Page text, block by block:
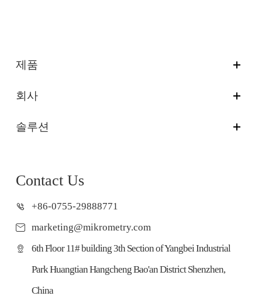
제품
회사
솔루션
Contact Us
+86-0755-29888771
marketing@mikrometry.com
6th Floor 11# building 3th Section of Yangbei Industrial
Park Huangtian Hangcheng Bao'an District Shenzhen,
China